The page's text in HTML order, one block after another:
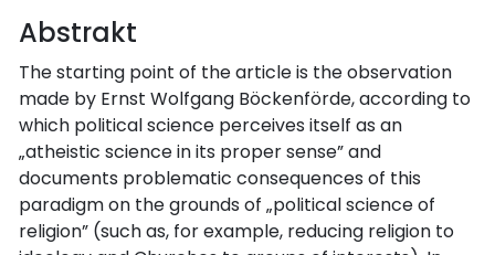
Abstrakt
The starting point of the article is the observation
made by Ernst Wolfgang Böckenförde, according to
which political science perceives itself as an
„atheistic science in its proper sense” and
documents problematic consequences of this
paradigm on the grounds of „political science of
religion” (such as, for example, reducing religion to